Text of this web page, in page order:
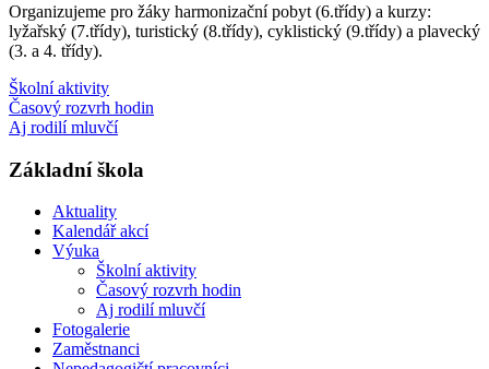
Organizujeme pro žáky harmonizační pobyt (6.třídy) a kurzy:
lyžařský (7.třídy), turistický (8.třídy), cyklistický (9.třídy) a plavecký
(3. a 4. třídy).
Školní aktivity
Časový rozvrh hodin
Aj rodilí mluvčí
Základní škola
Aktuality
Kalendář akcí
Výuka
Školní aktivity
Časový rozvrh hodin
Aj rodilí mluvčí
Fotogalerie
Zaměstnanci